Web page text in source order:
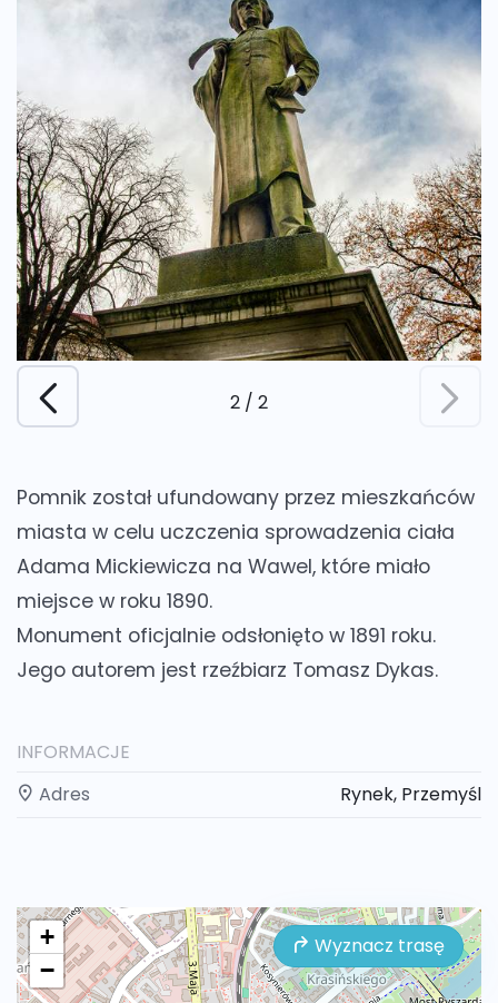
1/ 2
Pomnik został ufundowany przez mieszkańców
miasta w celu uczczenia sprowadzenia ciała
Adama Mickiewicza na Wawel, które miało
miejsce w roku 1890.
Monument oficjalnie odsłonięto w 1891 roku.
Jego autorem jest rzeźbiarz Tomasz Dykas.
INFORMACJE
Adres
Rynek, Przemyśl
Wyznacz trasę
+
−